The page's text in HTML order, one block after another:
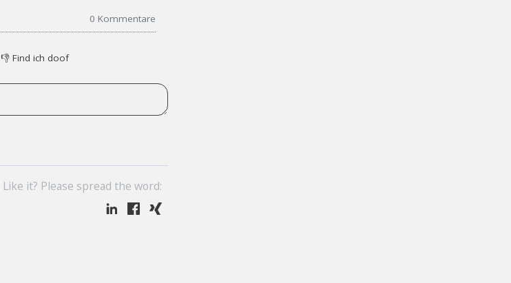
0 Kommentare
👎 Find ich doof
Like it? Please spread the word: